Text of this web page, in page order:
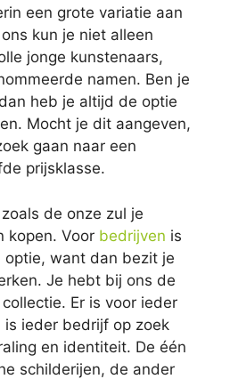
een grote variatie aan
kun je niet alleen
jonge kunstenaars,
namen. Ben je
heb je altijd de optie
Mocht je dit aangeven,
gaan naar een
prijsklasse.
de onze zul je
kopen. Voor bedrijven is
want dan bezit je
Je hebt bij ons de
Er is voor ieder
ieder bedrijf op zoek
en identiteit. De één
schilderijen, de ander